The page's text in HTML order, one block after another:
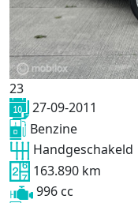
23
27-09-2011
Benzine
Handgeschakeld
163.890 km
996 cc